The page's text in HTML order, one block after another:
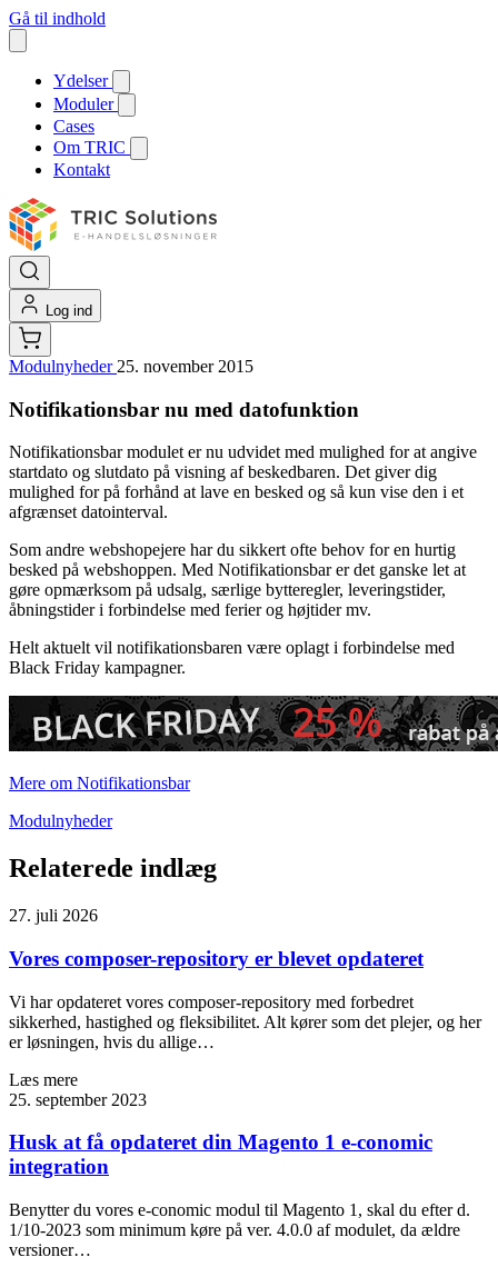
Gå til indhold
Ydelser
Moduler
Cases
Om TRIC
Kontakt
Log ind
Modulnyheder 25. november 2015
Notifikationsbar nu med datofunktion
Notifikationsbar modulet er nu udvidet med mulighed for at angive
startdato og slutdato på visning af beskedbaren. Det giver dig
mulighed for på forhånd at lave en besked og så kun vise den i et
afgrænset datointerval.
Som andre webshopejere har du sikkert ofte behov for en hurtig
besked på webshoppen. Med Notifikationsbar er det ganske let at
gøre opmærksom på udsalg, særlige bytteregler, leveringstider,
åbningstider i forbindelse med ferier og højtider mv.
Helt aktuelt vil notifikationsbaren være oplagt i forbindelse med
Black Friday kampagner.
Mere om Notifikationsbar
Modulnyheder
Relaterede indlæg
27. juli 2026
Vores composer-repository er blevet opdateret
Vi har opdateret vores composer-repository med forbedret
sikkerhed, hastighed og fleksibilitet. Alt kører som det plejer, og her
er løsningen, hvis du allige…
Læs mere
25. september 2023
Husk at få opdateret din Magento 1 e-conomic
integration
Benytter du vores e-conomic modul til Magento 1, skal du efter d.
1/10-2023 som minimum køre på ver. 4.0.0 af modulet, da ældre
versioner…